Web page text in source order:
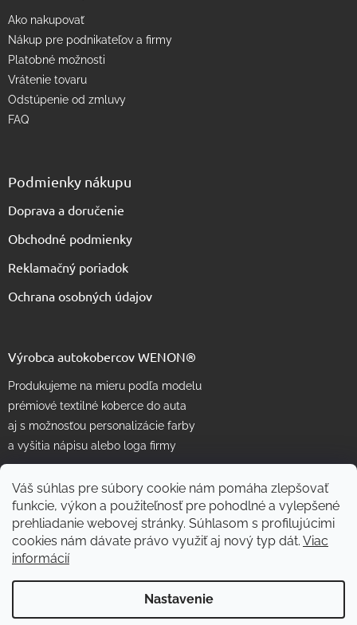
Váš súhlas pre súbory cookie nám pomáha zlepšovať
funkcie, výkon a použiteľnosť pre pohodlné a vylepšené
prehliadanie webovej stránky. Súhlasom s profilujúcimi
cookies nám dávate právo využiť aj nový typ dát. Viac
informácií
Nastavenie
Ako nakupovať
Nákup pre podnikateľov a firmy
Platobné možnosti
Vrátenie tovaru
Odstúpenie od zmluvy
FAQ
Podmienky nákupu
Doprava a doručenie
Obchodné podmienky
Reklamačný poriadok
Ochrana osobných údajov
Výrobca autokobercov WENON®
Produkujeme na mieru podľa modelu
prémiové textilné koberce do auta
aj s možnosťou personalizácie farby
a vyšitia nápisu alebo loga firmy